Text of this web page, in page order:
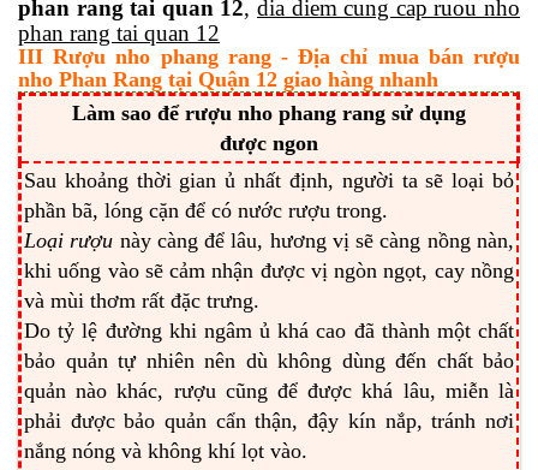
phan rang tai quan 12,dia diem cung cap ruou nho
phan rang tai quan 12
III Rượu nho phang rang - Địa chỉ mua bán rượu
nho Phan Rang tại Quận 12 giao hàng nhanh
Làm sao để rượu nho phang rang sử dụng
được ngon
Sau khoảng thời gian ủ nhất định, người ta sẽ loại bỏ
phần bã, lóng cặn để có nước rượu trong.
Loại rượu này càng để lâu, hương vị sẽ càng nồng nàn,
khi uống vào sẽ cảm nhận được vị ngòn ngọt, cay nồng
và mùi thơm rất đặc trưng.
Do tỷ lệ đường khi ngâm ủ khá cao đã thành một chất
bảo quản tự nhiên nên dù không dùng đến chất bảo
quản nào khác, rượu cũng để được khá lâu, miễn là
phải được bảo quản cẩn thận, đậy kín nắp, tránh nơi
nắng nóng và không khí lọt vào.